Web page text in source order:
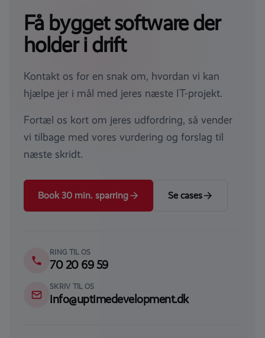
Få bygget software der
holder i drift
Kontakt os for en snak om, hvordan vi kan
hjælpe jer i mål med jeres næste IT-projekt.
Fortæl os kort om jeres udfordring, så vender
vi tilbage med vores vurdering og forslag til
næste skridt.
Book 30 min. sparring Se cases
RING TIL OS
70 20 69 59
SKRIV TIL OS
info@uptimedevelopment.dk